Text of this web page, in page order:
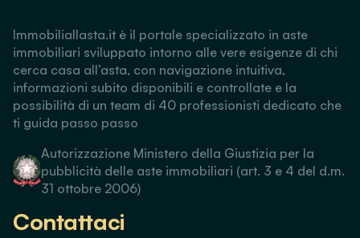
Immobiliallasta.it è il portale specializzato in aste
immobiliari sviluppato intorno alle vere esigenze di chi
cerca casa all’asta, con navigazione intuitiva,
informazioni subito disponibili e controllate e la
possibilità di un team di 40 professionisti dedicato che
ti guida passo passo
Autorizzazione Ministero della Giustizia per la
pubblicità delle aste immobiliari (art. 3 e 4 del d.m.
31 ottobre 2006)
Contattaci